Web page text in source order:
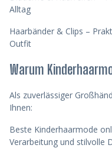
Alltag
Haarbänder & Clips –
Outfit
Warum
Als zuverlässiger
Ihnen:
Beste Kinderhaarmode
Verarbeitung und stilvolle